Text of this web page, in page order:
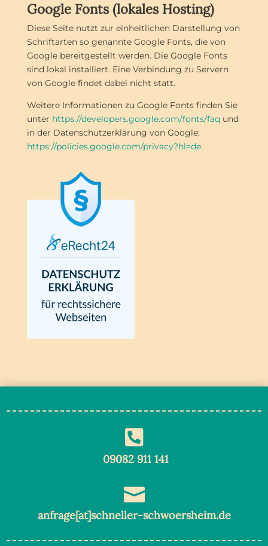
Google Fonts (lokales Hosting)
Diese Seite nutzt zur einheitlichen Darstellung von
Schriftarten so genannte Google Fonts, die von
Google bereitgestellt werden. Die Google Fonts
sind lokal installiert. Eine Verbindung zu Servern
von Google findet dabei nicht statt.
Weitere Informationen zu Google Fonts finden Sie
unter https://developers.google.com/fonts/faqund
in der Datenschutzerklärung von Google:
https://policies.google.com/privacy?hl=de.

09082 911 141

anfrage[at]schneller-schwoersheim.de